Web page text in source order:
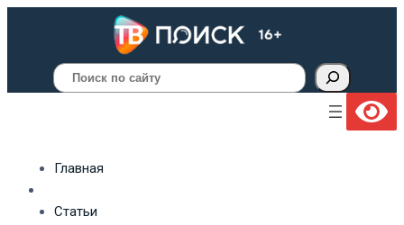
Поиск
Главная
Статьи